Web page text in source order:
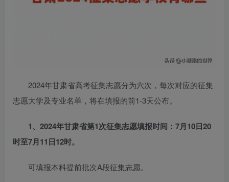
2024年甘肃省高考征集志愿分为六次，每次对应的征集
志愿大学及专业名单，将在填报的前1-3天公布。
1、2024年甘肃省第1次征集志愿填报时间：7月10日20
时至7月11日12时。
可填报本科提前批次A段征集志愿。